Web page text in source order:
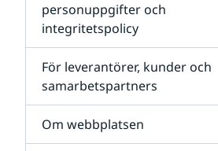
personuppgifter och
integritetspolicy
För leverantörer, kunder och
samarbetspartners
Om webbplatsen